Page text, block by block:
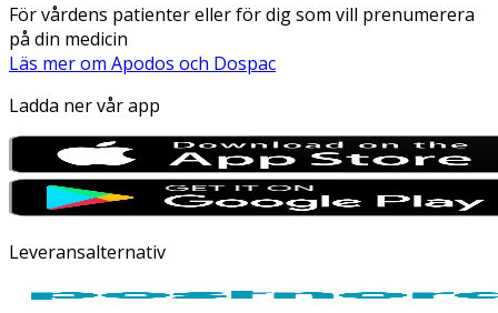
För vårdens patienter eller för dig som vill prenumerera
på din medicin
Läs mer om Apodos och Dospac
Ladda ner vår app
Leveransalternativ